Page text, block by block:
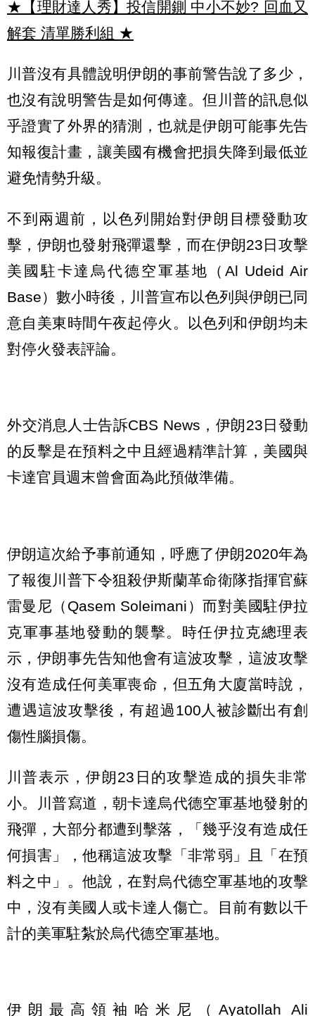
★【理財達人秀】投信開鍘 中小不妙? 回血又
解套 清單勝利組 ★
川普沒有具體說明伊朗的事前警告說了多少，
也沒有說明警告是如何傳達。但川普的訊息似
乎證實了外界的猜測，也就是伊朗可能事先告
知報復計畫，讓美國有機會把損失降到最低並
避免情勢升級。
不到兩週前，以色列開始對伊朗目標發動攻
擊，伊朗也發射飛彈還擊，而在伊朗23日攻擊
美國駐卡達烏代德空軍基地（Al Udeid Air
Base）數小時後，川普宣布以色列與伊朗已同
意自美東時間午夜起停火。以色列和伊朗均未
對停火發表評論。
外交消息人士告訴CBS News，伊朗23日發動
的反擊是在預料之中且經過精準計算，美國與
卡達官員週末曾會面為此預做準備。
伊朗這次給予事前通知，呼應了伊朗2020年為
了報復川普下令狙殺伊斯蘭革命衛隊指揮官蘇
雷曼尼（Qasem Soleimani）而對美國駐伊拉
克軍事基地發動的襲擊。時任伊拉克總理表
示，伊朗事先告知他會有這波攻擊，這波攻擊
沒有造成任何美軍喪命，但五角大廈當時說，
遭遇這波攻擊後，有超過100人被診斷出有創
傷性腦損傷。
川普表示，伊朗23日的攻擊造成的損失非常
小。川普寫道，朝卡達烏代德空軍基地發射的
飛彈，大部分都遭到擊落，「幾乎沒有造成任
何損害」，他稱這波攻擊「非常弱」且「在預
料之中」。他說，在對烏代德空軍基地的攻擊
中，沒有美國人或卡達人傷亡。目前有數以千
計的美軍駐紮於烏代德空軍基地。
伊朗最高領袖哈米尼（Ayatollah Ali